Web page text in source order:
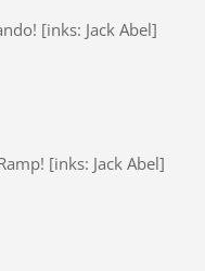
[inks: Jack Abel]
[inks: Jack Abel]